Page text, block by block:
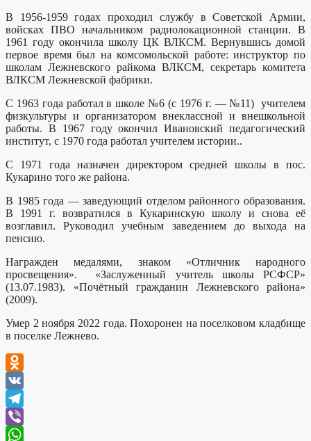
В 1956-1959 годах проходил службу в Советской Армии,
войсках ПВО начальником радиолокационной станции. В
1961 году окончила школу ЦК ВЛКСМ. Вернувшись домой
первое время был на комсомольской работе: инструктор по
школам Лежневского райкома ВЛКСМ, секретарь комитета
ВЛКСМ Лежневской фабрики.
С 1963 года работал в школе №6 (с 1976 г. — №11) учителем
физкультуры и организатором внеклассной и внешкольной
работы. В 1967 году окончил Ивановский педагогический
институт, с 1970 года работал учителем истории..
С 1971 года назначен директором средней школы в пос.
Кукарино того же района.
В 1985 года — заведующий отделом районного образования.
В 1991 г. возвратился в Кукаринскую школу и снова её
возглавил. Руководил учебным заведением до выхода на
пенсию.
Награжден медалями, знаком «Отличник народного
просвещения». «Заслуженный учитель школы РСФСР»
(13.07.1983). «Почётный гражданин Лежневского района»
(2009).
Умер 2 ноября 2022 года. Похоронен на поселковом кладбище
в поселке Лежнево.
Odnoklassniki
VK
Telegram
Viber